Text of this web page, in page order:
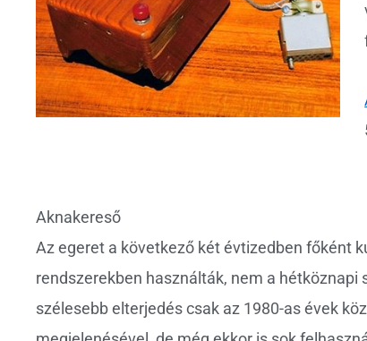
Aknakereső
Az egeret a következő két évtizedben főként
rendszerekben használták, nem a hétköznapi
szélesebb elterjedés csak az 1980-as évek